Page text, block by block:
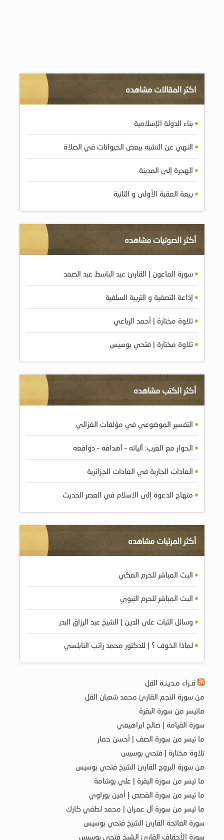
اكثر المقالات مشاهده
بناء الدولة الإسلامية
النهي عن التشبه ببعض الحيوانات في الصلاة
الهجرة إلى المدينة
بيعة العقبة الأولى و الثانية
أكثر الصوتيات مشاهده
سورة الماعون | القارئ عبد الباسط عبد الصمد
إذاعة التصفية و التربية السلفية
تلاوة مختارة | أحمد الرباعي
تلاوة مختارة | فتحي بوسيس
أكثر الكتب مشاهده
التفسير الموضوعي في مؤلفات الغزالي
الحوار مع الغرب: آلياته – آهدافه – دوافعه
العادات الجارية في العادات الجزائرية
منهاج الدعوة إلى الاسلام في العصر الحديث
أكثر المرئيات مشاهده
البث المباشر للحرم المكي
البث المباشر للحرم النبوي
وسائل الثبات على الدين | الشيخ عبد الرزاق البدر
لماذا الخوف ؟ | للدكتور محمد راتب النابلسي
قـراء مـديـنـة القل
من سورة النجم القارئ محمد شعبان القل
ماتيسر من سورة البقرة
سورة القيامة | صالح ابراهيمي
ما تيسر من سورة الصف | أحسن حمار
تلاوة مختارة | فتحي بوسيس
من سورة البروج القارئ الشيخ فتحي بوسيس
ما تيسر من سورة البقرة | علي بوشامة
ما تيسر من سورة القصص | أمين بوراوي
ما تيسر من سورة آل عمران | محمد لطفي كارك
سورة الفاتحة القارئ الشيخ فتحي بوسيس
سورة الأحقاف القارئ الشيخ فتحي بوسيس